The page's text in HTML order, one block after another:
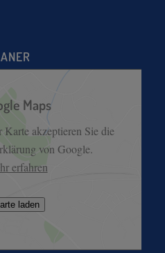
Maps
akzeptieren Sie die
von Google.
erfahren
laden